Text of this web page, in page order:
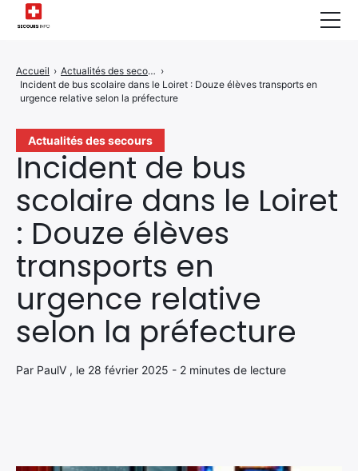
Actualités des secours
Incident de bus
scolaire dans le Loiret
: Douze élèves
transports en
urgence relative
selon la préfecture
Par PaulV , le 28 février 2025 - 2 minutes de lecture
Accueil › Actualités des secours ›
Incident de bus scolaire dans le Loiret : Douze élèves transports en
urgence relative selon la préfecture
Infos & Conseils
Actualités des Secours
Santé & Bien-être
A propos de Nous
Contactez-nous
Politique de Confidentialité